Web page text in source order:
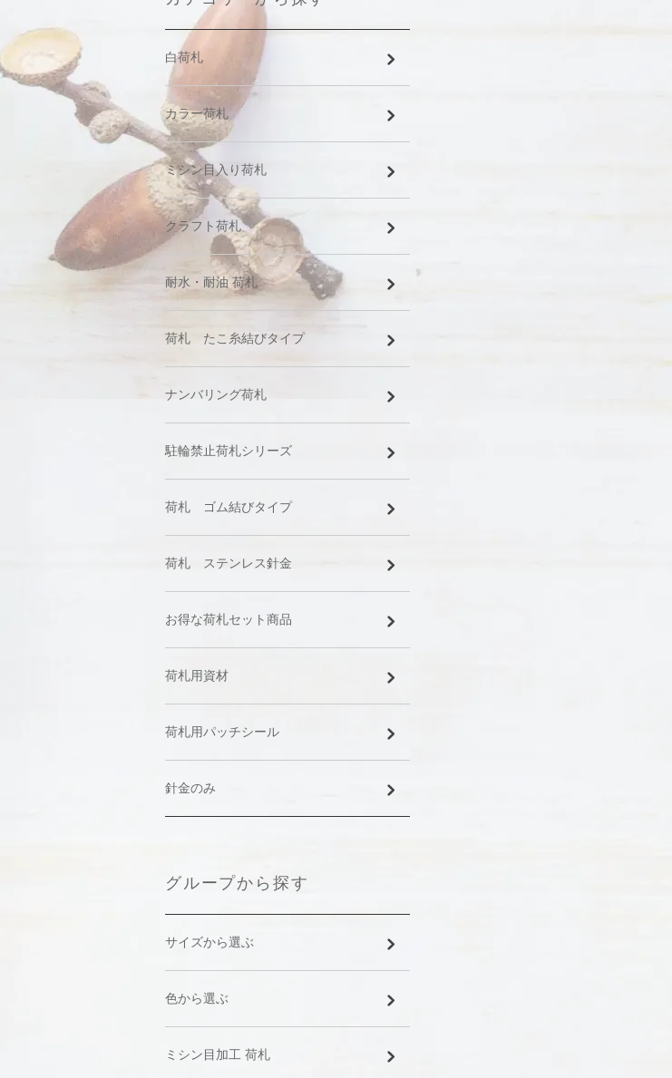
白荷札
カラー荷札
ミシン目入り荷札
クラフト荷札
耐水・耐油 荷札
荷札 たこ糸結びタイプ
ナンバリング荷札
駐輪禁止荷札シリーズ
荷札 ゴム結びタイプ
荷札 ステンレス針金
お得な荷札セット商品
荷札用資材
荷札用パッチシール
針金のみ
グループから探す
サイズから選ぶ
色から選ぶ
ミシン目加工 荷札